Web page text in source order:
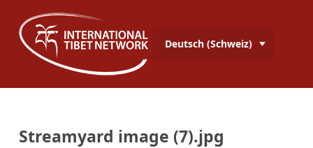
Deutsch (Schweiz)
Streamyard image (7).jpg